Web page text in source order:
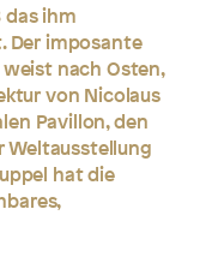
das ihm
Der imposante
nach Osten,
von Nicolaus
Pavillon, den
Weltausstellung
hat die